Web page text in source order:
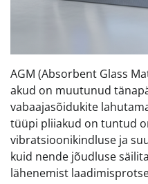
AGM (Absorbent Glass
akud on muutunud
vabaajasõidukite
tüüpi pliiakud on tuntud
vibratsioonikindluse ja
kuid nende jõudluse
lähenemist